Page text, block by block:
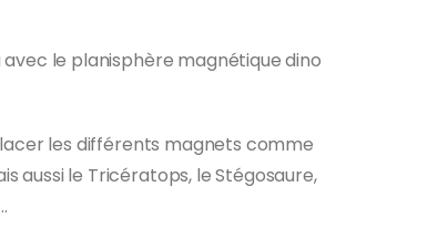
le planisphère magnétique dino
les différents magnets comme
aussi le Tricératops, le Stégosaure,